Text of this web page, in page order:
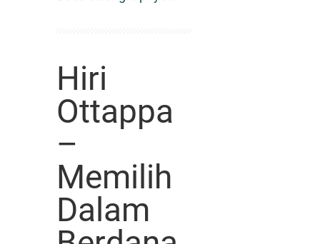
Hiri
Ottappa
–
Memilih
Dalam